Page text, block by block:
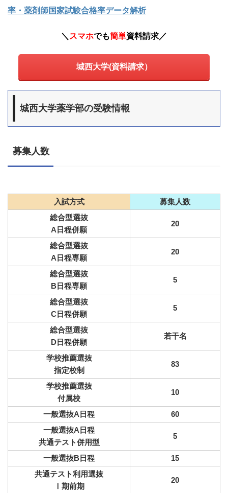
率・薬剤師国家試験合格率データ解析
＼ スマホでも簡単資料請求／
城西大学(資料請求）
城西大学薬学部の受験情報
募集人数
入試方式
募集人数
総合型選抜
A日程併願
20
総合型選抜
A日程専願
20
総合型選抜
B日程専願
5
総合型選抜
C日程併願
5
総合型選抜
D日程併願
若干名
学校推薦選抜
指定校制
83
学校推薦選抜
付属校
10
一般選抜A日程
60
一般選抜A日程
共通テスト併用型
5
一般選抜B日程
15
共通テスト利用選抜
Ⅰ期前期
20